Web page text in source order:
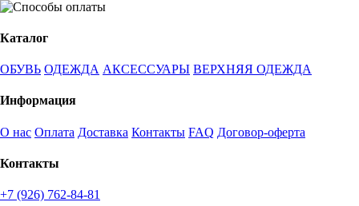
Каталог
ОБУВЬ ОДЕЖДА АКСЕССУАРЫ ВЕРХНЯЯ ОДЕЖДА
Информация
О нас Оплата Доставка Контакты FAQ Договор-оферта
Контакты
+7 (926) 762-84-81